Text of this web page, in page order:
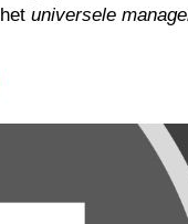
universele